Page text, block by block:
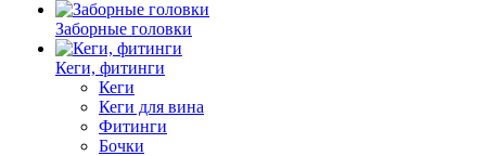
Заборные головки
Кеги, фитинги
Кеги
Кеги для вина
Фитинги
Бочки